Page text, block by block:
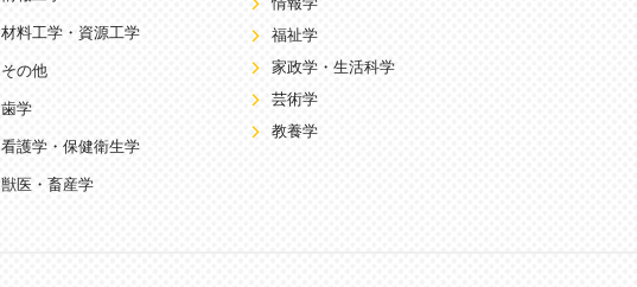
材料工学・資源工学
その他
歯学
看護学・保健衛生学
獣医・畜産学
福祉学
家政学・生活科学
芸術学
教養学